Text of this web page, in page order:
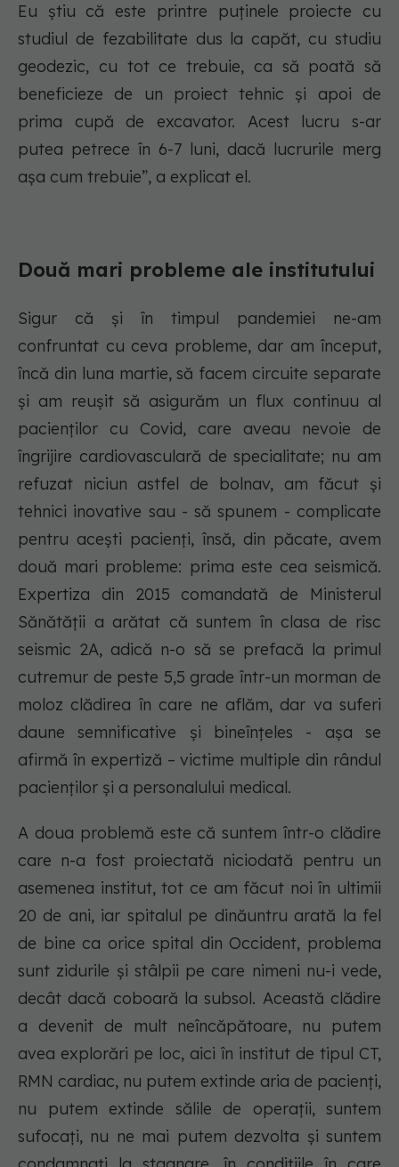
Eu știu că este printre puținele proiecte cu
studiul de fezabilitate dus la capăt, cu studiu
geodezic, cu tot ce trebuie, ca să poată să
beneficieze de un proiect tehnic și apoi de
prima cupă de excavator. Acest lucru s-ar
putea petrece în 6-7 luni, dacă lucrurile merg
așa cum trebuie”, a explicat el.
Două mari probleme ale institutului
Sigur că și în timpul pandemiei ne-am
confruntat cu ceva probleme, dar am început,
încă din luna martie, să facem circuite separate
și am reușit să asigurăm un flux continuu al
pacienților cu Covid, care aveau nevoie de
îngrijire cardiovasculară de specialitate; nu am
refuzat niciun astfel de bolnav, am făcut și
tehnici inovative sau - să spunem - complicate
pentru acești pacienți, însă, din păcate, avem
două mari probleme: prima este cea seismică.
Expertiza din 2015 comandată de Ministerul
Sănătății a arătat că suntem în clasa de risc
seismic 2A, adică n-o să se prefacă la primul
cutremur de peste 5,5 grade într-un morman de
moloz clădirea în care ne aflăm, dar va suferi
daune semnificative și bineînțeles - așa se
afirmă în expertiză – victime multiple din rândul
pacienților și a personalului medical.
A doua problemă este că suntem într-o clădire
care n-a fost proiectată niciodată pentru un
asemenea institut, tot ce am făcut noi în ultimii
20 de ani, iar spitalul pe dinăuntru arată la fel
de bine ca orice spital din Occident, problema
sunt zidurile și stâlpii pe care nimeni nu-i vede,
decât dacă coboară la subsol. Această clădire
a devenit de mult neîncăpătoare, nu putem
avea explorări pe loc, aici în institut de tipul CT,
RMN cardiac, nu putem extinde aria de pacienți,
nu putem extinde sălile de operații, suntem
sufocați, nu ne mai putem dezvolta și suntem